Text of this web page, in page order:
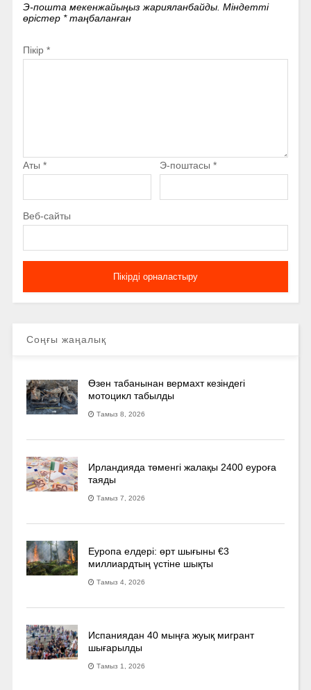
Э-пошта мекенжайыңыз жарияланбайды. Міндетті
өрістер *таңбаланған
Пікір *
Аты * Э-поштасы *
Веб-сайты
Соңғы жаңалық
Өзен табанынан вермахт кезіндегі
мотоцикл табылды
Тамыз 8, 2026
Ирландияда төменгі жалақы 2400 еуроға
таяды
Тамыз 7, 2026
Еуропа елдері: өрт шығыны €3
миллиардтың үстіне шықты
Тамыз 4, 2026
Испаниядан 40 мыңға жуық мигрант
шығарылды
Тамыз 1, 2026